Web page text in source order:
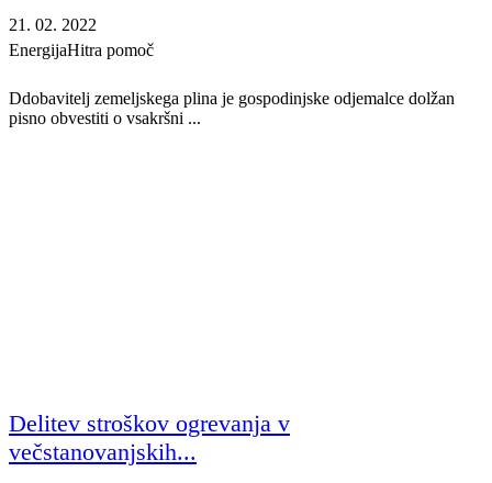
21. 02. 2022
EnergijaHitra pomoč
Ddobavitelj zemeljskega plina je gospodinjske odjemalce dolžan
pisno obvestiti o vsakršni ...
Delitev stroškov ogrevanja v
večstanovanjskih...